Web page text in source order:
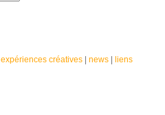
expériences créatives| news| liens